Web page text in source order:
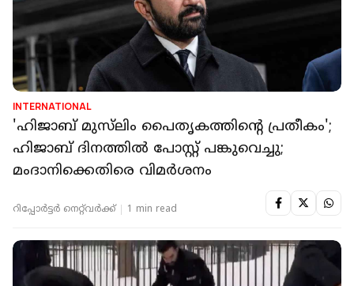
INTERNATIONAL
'ഹിജാബ് മുസ്‌ലിം പൈതൃകത്തിന്റെ പ്രതീകം';
ഹിജാബ് ദിനത്തിൽ പോസ്റ്റ് പങ്കുവെച്ചു;
മംദാനിക്കെതിരെ വിമർശനം
റിപ്പോർട്ടർ നെറ്റ്‌വര്‍ക്ക്‌ 1 min read